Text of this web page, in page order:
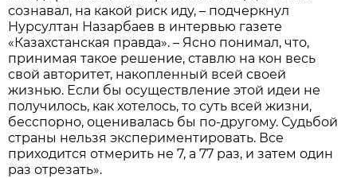
сознавал, на какой риск иду, – подчеркнул
Нурсултан Назарбаев в интервью газете
«Казахстанская правда». – Ясно понимал, что,
принимая такое решение, ставлю на кон весь
свой авторитет, накопленный всей своей
жизнью. Если бы осуществление этой идеи не
получилось, как хотелось, то суть всей жизни,
бесспорно, оценивалась бы по-другому. Судьбой
страны нельзя экспериментировать. Все
приходится отмерить не 7, а 77 раз, и затем один
раз отрезать».